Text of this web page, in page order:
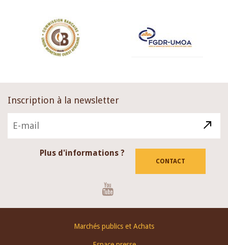
Inscription à la newsletter
Plus d'informations ?
CONTACT
Marchés publics et Achats